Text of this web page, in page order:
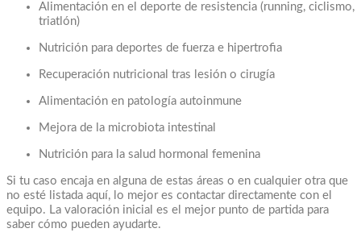
Alimentación en el deporte de resistencia (running, ciclismo,
triatlón)
Nutrición para deportes de fuerza e hipertrofia
Recuperación nutricional tras lesión o cirugía
Alimentación en patología autoinmune
Mejora de la microbiota intestinal
Nutrición para la salud hormonal femenina
Si tu caso encaja en alguna de estas áreas o en cualquier otra que
no esté listada aquí, lo mejor es contactar directamente con el
equipo. La valoración inicial es el mejor punto de partida para
saber cómo pueden ayudarte.